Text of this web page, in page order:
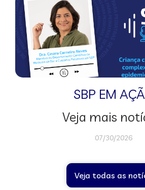
SBP EM
Veja mais
07/30/2026
Veja todas as